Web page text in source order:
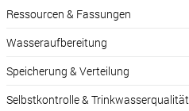
Ressourcen & Fassungen
Wasseraufbereitung
Speicherung & Verteilung
Selbstkontrolle & Trinkwasserqualität